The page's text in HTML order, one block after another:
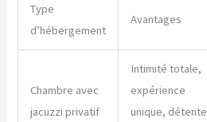
Type
d’hébergement
Avantages
Chambre avec
jacuzzi privatif
Intimité totale,
expérience
unique, détente